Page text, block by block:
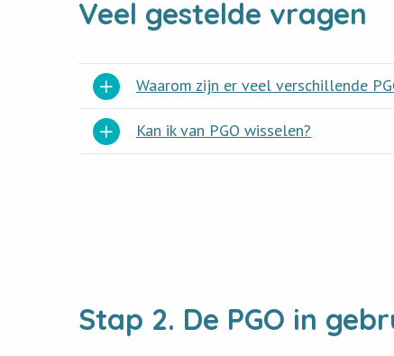
Veel gestelde vragen
Waarom zijn er veel verschillende
Kan ik van PGO wisselen?
Stap 2. De PGO in